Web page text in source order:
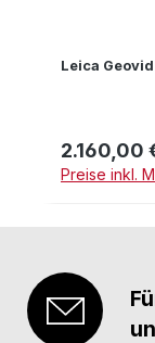
Leica
Regulärer
2.160,00
Preise inkl.